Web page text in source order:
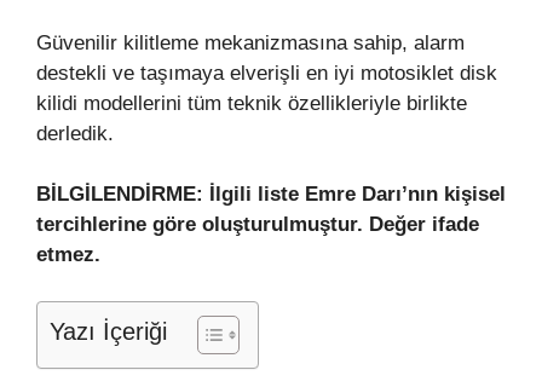
Güvenilir kilitleme mekanizmasına sahip, alarm
destekli ve taşımaya elverişli en iyi motosiklet disk
kilidi modellerini tüm teknik özellikleriyle birlikte
derledik.
BİLGİLENDİRME: İlgili liste Emre Darı’nın kişisel
tercihlerine göre oluşturulmuştur. Değer ifade
etmez.
Yazı İçeriği